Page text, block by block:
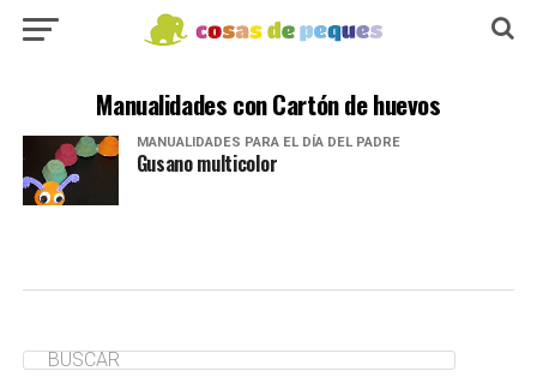
Manualidades con Cartón de huevos
MANUALIDADES PARA EL DÍA DEL PADRE
Gusano multicolor